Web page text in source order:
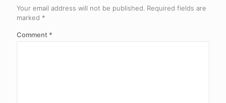
Your email address will not be published. Required fields are
marked *
Comment *